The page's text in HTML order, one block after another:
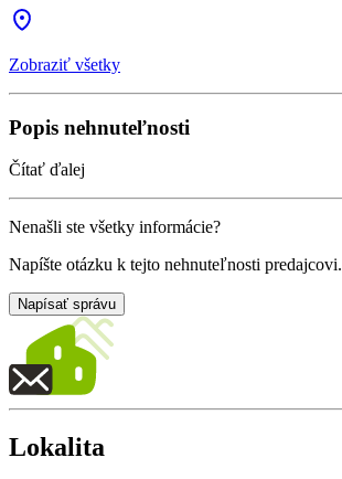
Zobraziť všetky
Popis nehnuteľnosti
Čítať ďalej
Nenašli ste všetky informácie?
Napíšte otázku k tejto nehnuteľnosti predajcovi.
Napísať správu
Lokalita